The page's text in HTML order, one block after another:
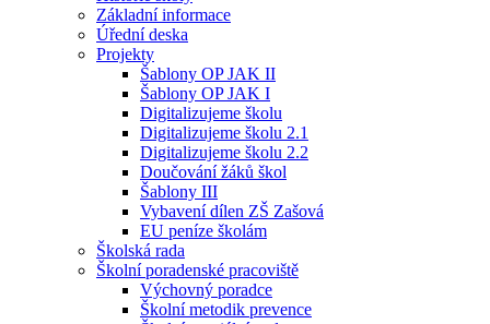
Základní informace
Úřední deska
Projekty
Šablony OP JAK II
Šablony OP JAK I
Digitalizujeme školu
Digitalizujeme školu 2.1
Digitalizujeme školu 2.2
Doučování žáků škol
Šablony III
Vybavení dílen ZŠ Zašová
EU peníze školám
Školská rada
Školní poradenské pracoviště
Výchovný poradce
Školní metodik prevence